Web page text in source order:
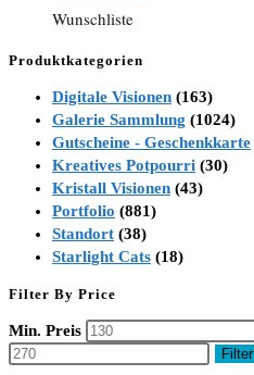
Wunschliste
Produktkategorien
Digitale Visionen (163)
Galerie Sammlung (1024)
Gutscheine - Geschenkkarte
Kreatives Potpourri (30)
Kristall Visionen (43)
Portfolio (881)
Standort (38)
Starlight Cats (18)
Filter By Price
Min. Preis
Filter